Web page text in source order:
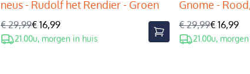
neus - Rudolf het Rendier - Groen
€ 29,99€ 16,99
21.00u, morgen in huis
Gnome -
€ 29,99€ 16,99
21.00u,